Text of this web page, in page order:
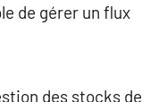
de gérer un flux
des stocks de